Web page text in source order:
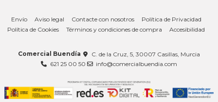
Envío Aviso legal Contacte con nosotros
Política de Privacidad
Política de Cookies
Términos y condiciones de compra Accesibilidad
Comercial Buendía
C. de la Cruz, 5, 30007 Casillas, Murcia
621 25 00 50
info@comercialbuendia.com